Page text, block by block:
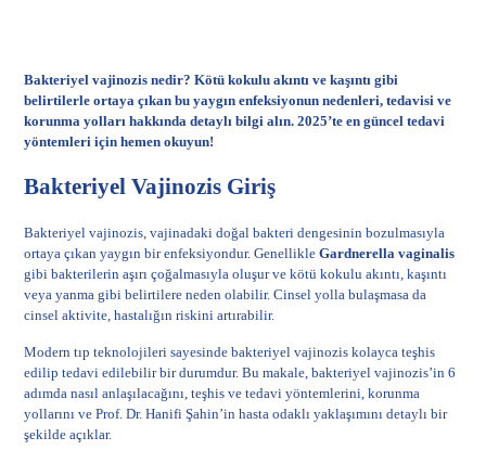
Bakteriyel vajinozis nedir? Kötü kokulu akıntı ve kaşıntı gibi
belirtilerle ortaya çıkan bu yaygın enfeksiyonun nedenleri, tedavisi ve
korunma yolları hakkında detaylı bilgi alın. 2025’te en güncel tedavi
yöntemleri için hemen okuyun!
Bakteriyel Vajinozis Giriş
Bakteriyel vajinozis, vajinadaki doğal bakteri dengesinin bozulmasıyla
ortaya çıkan yaygın bir enfeksiyondur. GenellikleGardnerella vaginalis
gibi bakterilerin aşırı çoğalmasıyla oluşur ve kötü kokulu akıntı, kaşıntı
veya yanma gibi belirtilere neden olabilir. Cinsel yolla bulaşmasa da
cinsel aktivite, hastalığın riskini artırabilir.
Modern tıp teknolojileri sayesinde bakteriyel vajinozis kolayca teşhis
edilip tedavi edilebilir bir durumdur. Bu makale, bakteriyel vajinozis’in 6
adımda nasıl anlaşılacağını, teşhis ve tedavi yöntemlerini, korunma
yollarını ve Prof. Dr. Hanifi Şahin’in hasta odaklı yaklaşımını detaylı bir
şekilde açıklar.